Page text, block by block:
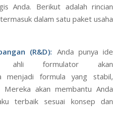
Anda. Berikut adalah rincian
dalam satu paket usaha
(R&D): Anda punya ide
ahli formulator akan
menjadi formula yang stabil,
akan membantu Anda
terbaik sesuai konsep dan